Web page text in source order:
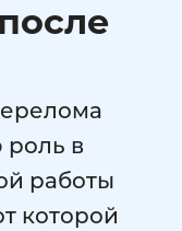
роль в
работы
которой